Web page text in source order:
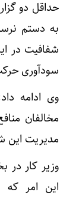
حداقل دو
به دستم
شفافیت در
سودآوری
وی ادامه
مخالفان
مدیریت این
وزیر کار در
این امر که